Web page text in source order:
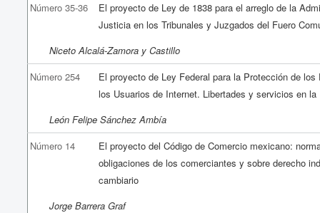
Número 35-36
El proyecto de Ley de 1838 para el arreglo de la
Justicia en los Tribunales y Juzgados del Fuero
Niceto Alcalá-Zamora y Castillo
Número 254
El proyecto de Ley Federal para la Protección de los
los Usuarios de Internet. Libertades y servicios en la
León Felipe Sánchez Ambía
Número 14
El proyecto del Código de Comercio mexicano:
obligaciones de los comerciantes y sobre derecho
cambiario
Jorge Barrera Graf